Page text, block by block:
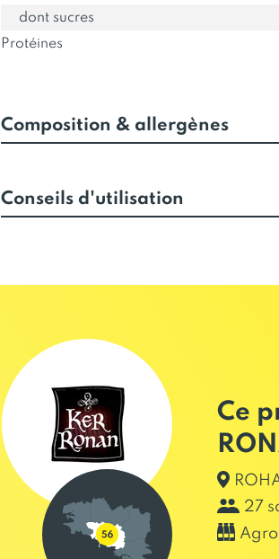
dont sucres
Protéines
Composition & allergènes
Conseils d'utilisation
Ce
27